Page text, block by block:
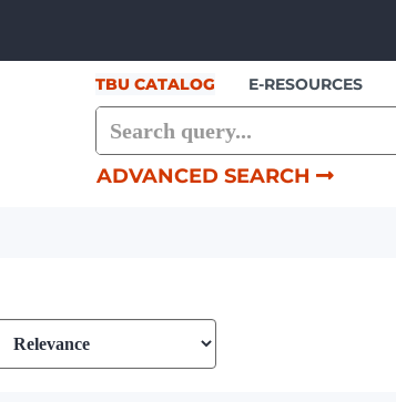
TBU CATALOG E-RESOURCES
ADVANCED SEARCH